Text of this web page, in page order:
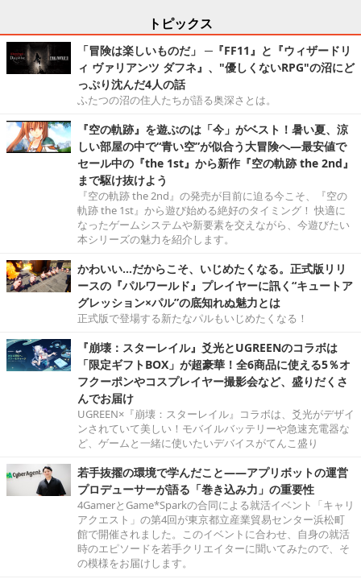
トピックス
「冒険は楽しいものだ」 ─『FF11』と『ウィザードリ
ィ ヴァリアンツ ダフネ』、"優しくないRPG"の沼にど
っぷり沈んだ4人の話
ふたつの沼の住人たちが語る奥深さとは。
『空の軌跡』を遊ぶのは「今」がベスト！暑い夏、涼
しい部屋の中で“青い空”が似合う大冒険へ―最安値で
セール中の『the 1st』から新作『空の軌跡 the 2nd』
まで駆け抜けよう
『空の軌跡 the 2nd』の発売が目前に迫る今こそ、『空の
軌跡 the 1st』から遊び始める絶好のタイミング！ 快適に
なったゲームシステムや新要素を交えながら、今遊びたい
本シリーズの魅力を紹介します。
かわいい…だからこそ、いじめたくなる。正式版リリ
ースの『パルワールド』プレイヤーに訊く“キュートア
グレッション×パル”の底知れぬ魅力とは
正式版で登場する新たなパルもいじめたくなる！
『崩壊：スターレイル』爻光とUGREENのコラボは
「限定ギフトBOX」が超豪華！全6商品に使える5％オ
フクーポンやコスプレイヤー撮影会など、盛りだくさ
んでお届け
UGREEN×『崩壊：スターレイル』コラボは、爻光がデザイ
ンされていて美しい！モバイルバッテリーや急速充電器な
ど、ゲームと一緒に使いたいデバイスがてんこ盛り
若手抜擢の環境で学んだこと――アプリボットの運営
プロデューサーが語る「巻き込み力」の重要性
4GamerとGame*Sparkの合同による就活イベント「キャリ
アクエスト」の第4回が東京都立産業貿易センター浜松町
館で開催されました。このイベントに合わせ、自身の就活
時のエピソードを若手クリエイターに聞いてみたので、そ
の模様をお届けします。